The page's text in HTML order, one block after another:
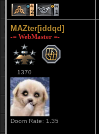
2 1
MAZter[iddqd]
-= WebMaster =-
1370
Doom Rate: 1.35